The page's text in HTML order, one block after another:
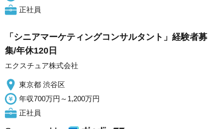
正社員
「シニアマーケティングコンサルタント」経験者募
集/年休120日
エクスチュア株式会社
東京都 渋谷区
年収700万円～1,200万円
正社員